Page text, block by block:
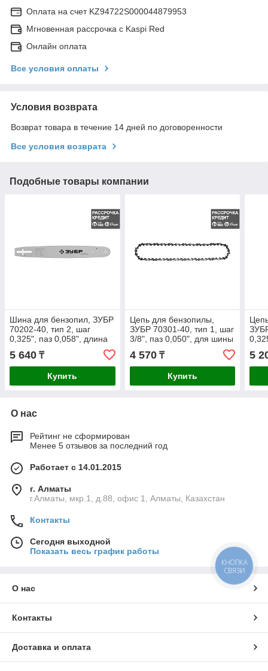
Оплата на счет KZ94722S000044879953
Мгновенная рассрочка с Kaspi Red
Онлайн оплата
Все условия оплаты
Условия возврата
Возврат товара в течение 14 дней по договоренности
Все условия возврата
Подобные товары компании
Шина для бензопил, ЗУБР
70202-40, тип 2, шаг
0,325", паз 0,058", длина
16"(40 см) (70202-40)
5 640 ₸
Купить
Цепь для бензопилы,
ЗУБР 70301-40, тип 1, шаг
3/8", паз 0,050", для шины
16"(40 см) (70301-40)
4 570₸
Купить
40)
5
О нас
Рейтинг не сформирован
Менее 5 отзывов за последний год
Работает с 14.01.2015
г. Алматы
г.Алматы, мкр.1, д.88, офис 1, Алматы, Казахстан
Контакты
Сегодня выходной
Показать весь график работы
О нас
Контакты
Доставка и оплата
КНОПКА
СВЯЗИ